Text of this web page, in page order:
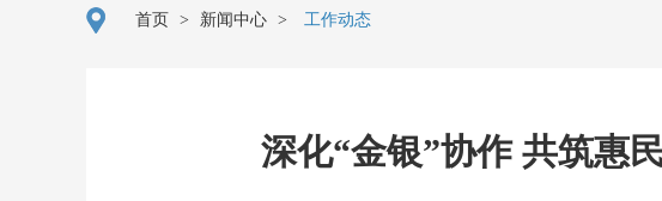
首页 > 新闻中心 > 工作动态
深化“金银”协作 共筑惠